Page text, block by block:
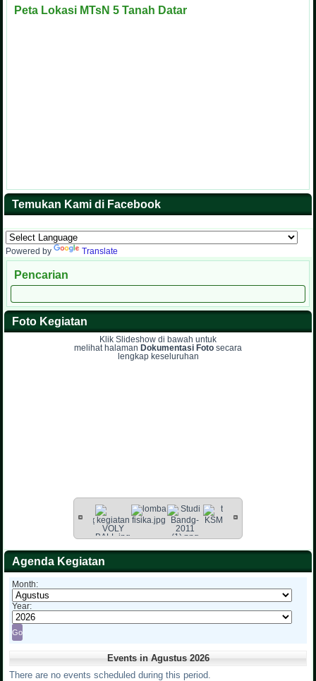
Peta Lokasi MTsN 5 Tanah Datar
Temukan Kami di Facebook
Powered by Translate
Pencarian
Foto Kegiatan
Klik Slideshow di bawah untuk
melihat halaman Dokumentasi Foto secara
lengkap keseluruhan
Agenda Kegiatan
Month:
Year:
Events in Agustus 2026
There are no events scheduled during this period.